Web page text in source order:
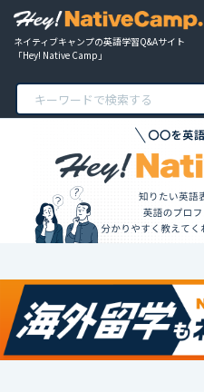
ネイティブキャンプの英語学習Q&Aサイト
「Hey! Native Camp」